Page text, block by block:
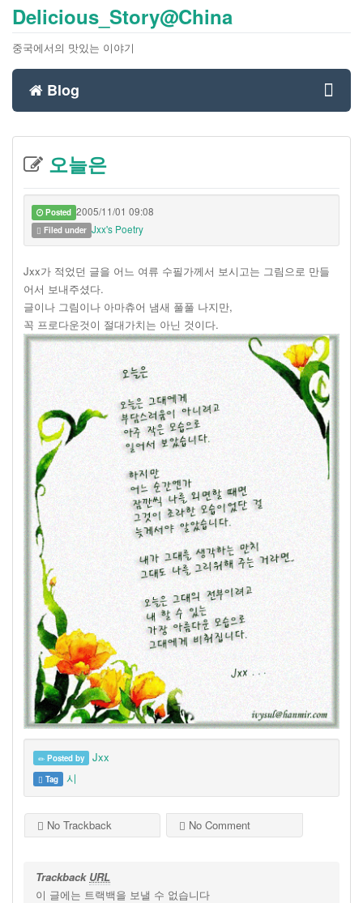
Delicious_Story@China
중국에서의 맛있는 이야기
Blog
오늘은
Posted 2005/11/01 09:08
Filed under Jxx's Poetry
Jxx가 적었던 글을 어느 여류 수필가께서 보시고는 그림으로 만들
어서 보내주셨다.
글이나 그림이나 아마츄어 냄새 풀풀 나지만,
꼭 프로다운것이 절대가치는 아닌 것이다.
Posted by Jxx
Tag 시
No Trackback No Comment
Trackback URL
이 글에는 트랙백을 보낼 수 없습니다